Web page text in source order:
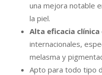
una mejora notable
la piel.
Alta eficacia clínica
internacionales,
melasma y
Apto para todo tipo